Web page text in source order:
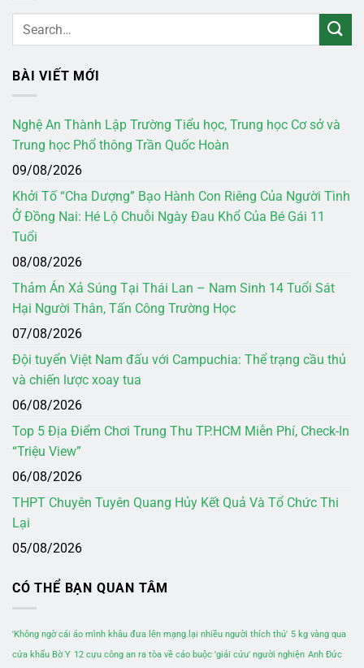
BÀI VIẾT MỚI
Nghệ An Thành Lập Trường Tiểu học, Trung học Cơ sở và
Trung học Phổ thông Trần Quốc Hoàn
09/08/2026
Khởi Tố “Cha Dượng” Bạo Hành Con Riêng Của Người Tình
Ở Đồng Nai: Hé Lộ Chuỗi Ngày Đau Khổ Của Bé Gái 11
Tuổi
08/08/2026
Thảm Án Xả Súng Tại Thái Lan – Nam Sinh 14 Tuổi Sát
Hại Người Thân, Tấn Công Trường Học
07/08/2026
Đội tuyển Việt Nam đấu với Campuchia: Thể trạng cầu thủ
và chiến lược xoay tua
06/08/2026
Top 5 Địa Điểm Chơi Trung Thu TP.HCM Miễn Phí, Check-In
“Triệu View”
06/08/2026
THPT Chuyên Tuyên Quang Hủy Kết Quả Và Tổ Chức Thi
Lại
05/08/2026
CÓ THỂ BẠN QUAN TÂM
'Không ngờ cái áo mình khâu đưa lên mạng lại nhiều người thích thú' 5 kg vàng qua
cửa khẩu Bờ Y 12 cựu công an ra tòa về cáo buộc 'giải cứu' người nghiện Anh Đức